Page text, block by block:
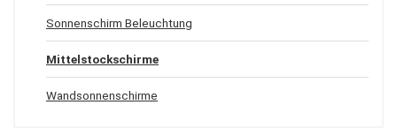
Sonnenschirm Beleuchtung
Mittelstockschirme
Wandsonnenschirme